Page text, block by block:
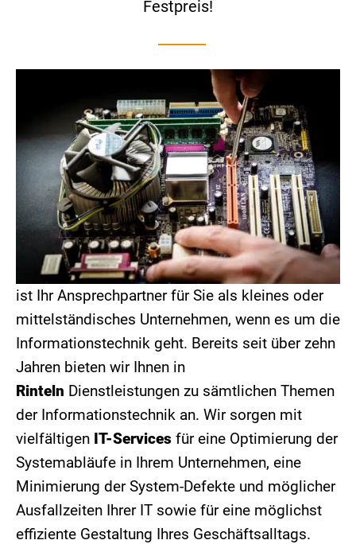
Festpreis!
ist Ihr Ansprechpartner für Sie als kleines oder
mittelständisches Unternehmen, wenn es um die
Informationstechnik geht. Bereits seit über zehn
Jahren bieten wir Ihnen in
Rinteln Dienstleistungen zu sämtlichen Themen
der Informationstechnik an. Wir sorgen mit
vielfältigen IT-Services für eine Optimierung der
Systemabläufe in Ihrem Unternehmen, eine
Minimierung der System-Defekte und möglicher
Ausfallzeiten Ihrer IT sowie für eine möglichst
effiziente Gestaltung Ihres Geschäftsalltags.